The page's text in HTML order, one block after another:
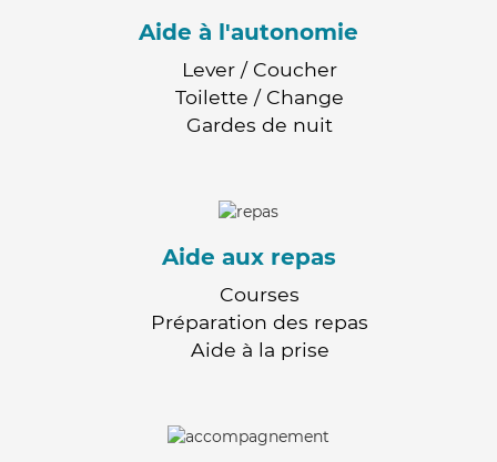
Aide à l'autonomie
Lever / Coucher
Toilette / Change
Gardes de nuit
Aide aux repas
Courses
Préparation des repas
Aide à la prise